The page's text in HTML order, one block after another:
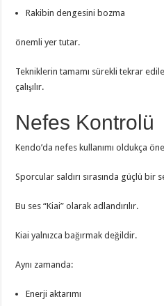
Rakibin dengesini bozma
önemli yer tutar.
Tekniklerin tamamı sürekli tekrar
çalışılır.
Nefes Kontrolü
Kendo’da nefes kullanımı oldukça
Sporcular saldırı sırasında güçlü bir
Bu ses “Kiai” olarak adlandırılır.
Kiai yalnızca bağırmak değildir.
Aynı zamanda:
Enerji aktarımı